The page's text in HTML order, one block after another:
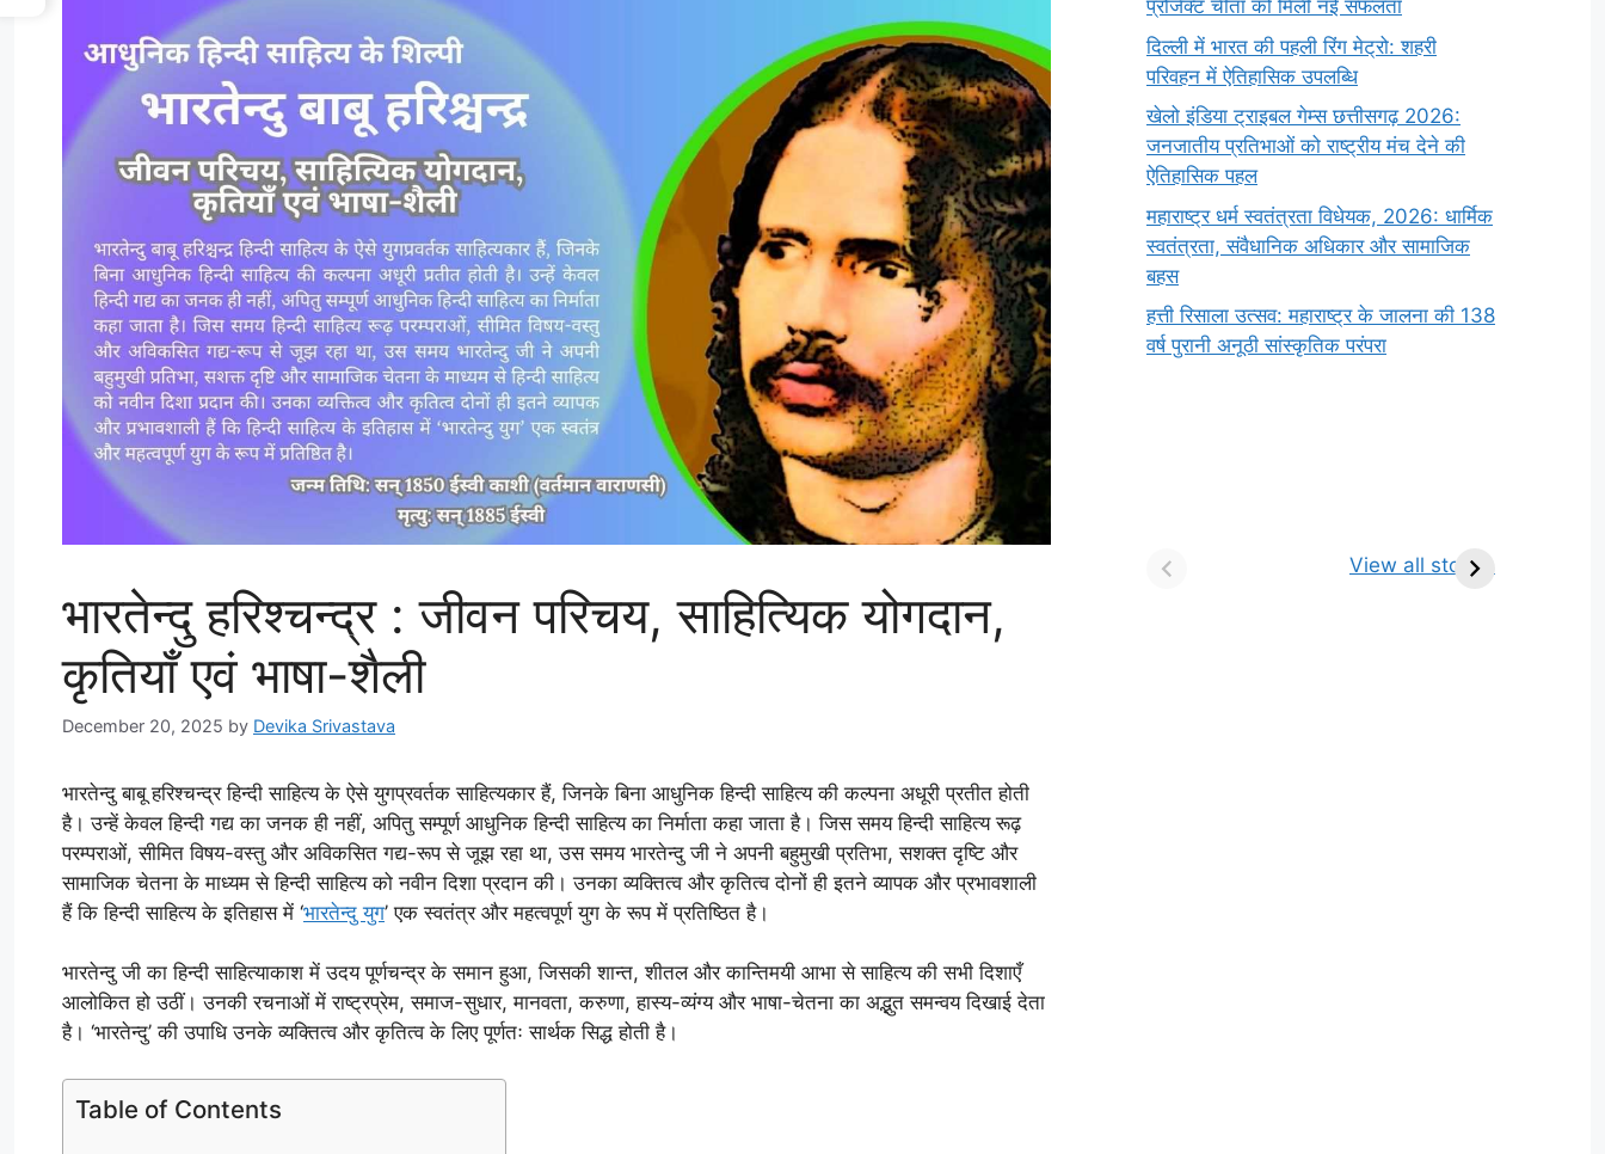
भारतेन्दु हरिश्चन्द्र : जीवन परिचय, साहित्यिक योगदान,
कृतियाँ एवं भाषा-शैली
December 20, 2025 by Devika Srivastava
भारतेन्दु बाबू हरिश्चन्द्र हिन्दी साहित्य के ऐसे युगप्रवर्तक साहित्यकार हैं, जिनके बिना आधुनिक हिन्दी साहित्य की कल्पना अधूरी प्रतीत होती
है। उन्हें केवल हिन्दी गद्य का जनक ही नहीं, अपितु सम्पूर्ण आधुनिक हिन्दी साहित्य का निर्माता कहा जाता है। जिस समय हिन्दी साहित्य रूढ़
परम्पराओं, सीमित विषय-वस्तु और अविकसित गद्य-रूप से जूझ रहा था, उस समय भारतेन्दु जी ने अपनी बहुमुखी प्रतिभा, सशक्त दृष्टि और
सामाजिक चेतना के माध्यम से हिन्दी साहित्य को नवीन दिशा प्रदान की। उनका व्यक्तित्व और कृतित्व दोनों ही इतने व्यापक और प्रभावशाली
हैं कि हिन्दी साहित्य के इतिहास में ‘भारतेन्दु युग’ एक स्वतंत्र और महत्वपूर्ण युग के रूप में प्रतिष्ठित है।
भारतेन्दु जी का हिन्दी साहित्याकाश में उदय पूर्णचन्द्र के समान हुआ, जिसकी शान्त, शीतल और कान्तिमयी आभा से साहित्य की सभी दिशाएँ
आलोकित हो उठीं। उनकी रचनाओं में राष्ट्रप्रेम, समाज-सुधार, मानवता, करुणा, हास्य-व्यंग्य और भाषा-चेतना का अद्भुत समन्वय दिखाई देता
है। ‘भारतेन्दु’ की उपाधि उनके व्यक्तित्व और कृतित्व के लिए पूर्णतः सार्थक सिद्ध होती है।
Table of Contents
प्रोजेक्ट चीता को मिली नई सफलता
दिल्ली में भारत की पहली रिंग मेट्रो: शहरी
परिवहन में ऐतिहासिक उपलब्धि
खेलो इंडिया ट्राइबल गेम्स छत्तीसगढ़ 2026:
जनजातीय प्रतिभाओं को राष्ट्रीय मंच देने की
ऐतिहासिक पहल
महाराष्ट्र धर्म स्वतंत्रता विधेयक, 2026: धार्मिक
स्वतंत्रता, संवैधानिक अधिकार और सामाजिक
बहस
हत्ती रिसाला उत्सव: महाराष्ट्र के जालना की 138
वर्ष पुरानी अनूठी सांस्कृतिक परंपरा
View all stories
किसे कहते है? परिभाषा,
ज्योतिर्लिंग | नाम, स्थान एवं